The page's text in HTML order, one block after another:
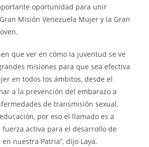
oportunidad para unir
Misión Venezuela Mujer y la Gran
que ver en cómo la juventud se ve
misiones para que sea efectiva
en todos los ámbitos, desde el
a la prevención del embarazo a
de transmisión sexual,
por eso el llamado es a
activa para el desarrollo de
nuestra Patria”, dijo Laya.